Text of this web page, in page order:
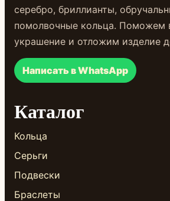
серебро, бриллианты,
помолвочные кольца. Поможем
украшение и отложим изделие
Написать в WhatsApp
Каталог
Кольца
Серьги
Подвески
Браслеты